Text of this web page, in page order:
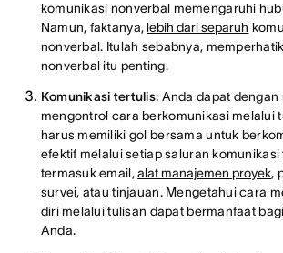
komunikasi nonverbal memengaruhi
Namun, faktanya,lebih dari separuh
nonverbal. Itulah sebabnya,
nonverbal itu penting.
Komunikasi tertulis: Anda dapat dengan
mengontrol cara berkomunikasi melalui
harus memiliki gol bersama untuk
efektif melalui setiap saluran komunikasi
termasuk email,alat manajemen proyek,
survei, atau tinjauan. Mengetahui cara
diri melalui tulisan dapat bermanfaat
Anda.